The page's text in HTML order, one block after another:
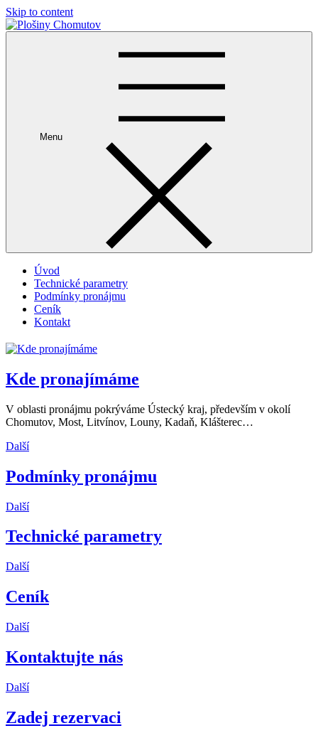
Skip to content
Menu
Úvod
Technické parametry
Podmínky pronájmu
Ceník
Kontakt
Kde pronajímáme
V oblasti pronájmu pokrýváme Ústecký kraj, především v okolí
Chomutov, Most, Litvínov, Louny, Kadaň, Klášterec…
Další
Podmínky pronájmu
Další
Technické parametry
Další
Ceník
Další
Kontaktujte nás
Další
Zadej rezervaci